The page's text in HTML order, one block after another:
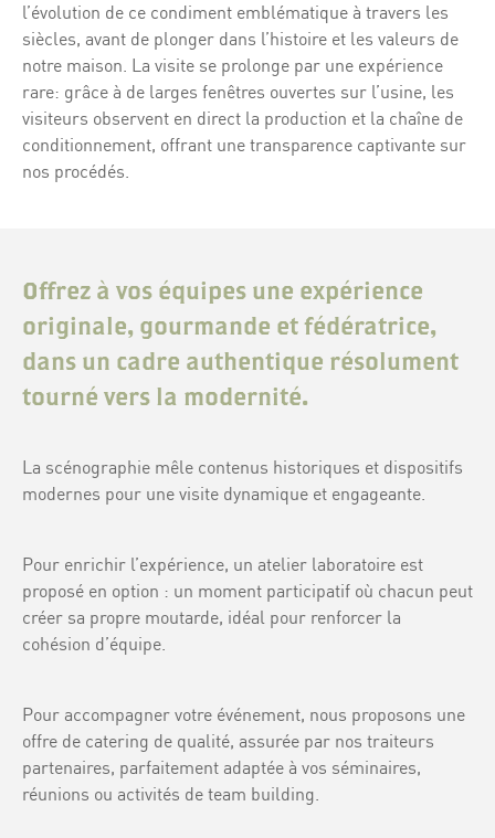
l’évolution de ce condiment emblématique à travers les
siècles, avant de plonger dans l’histoire et les valeurs de
notre maison. La visite se prolonge par une expérience
rare: grâce à de larges fenêtres ouvertes sur l’usine, les
visiteurs observent en direct la production et la chaîne de
conditionnement, offrant une transparence captivante sur
nos procédés.
Offrez à vos équipes une expérience
originale, gourmande et fédératrice,
dans un cadre authentique résolument
tourné vers la modernité.
La scénographie mêle contenus historiques et dispositifs
modernes pour une visite dynamique et engageante.
Pour enrichir l’expérience, un atelier laboratoire est
proposé en option : un moment participatif où chacun peut
créer sa propre moutarde, idéal pour renforcer la
cohésion d’équipe.
Pour accompagner votre événement, nous proposons une
offre de catering de qualité, assurée par nos traiteurs
partenaires, parfaitement adaptée à vos séminaires,
réunions ou activités de team building.